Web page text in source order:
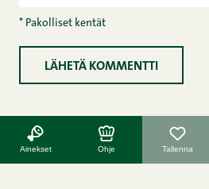
* Pakolliset kentät
Ainekset Ohje Tallenna